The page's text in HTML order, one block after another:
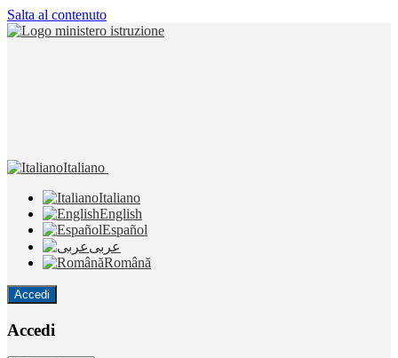
Salta al contenuto
Italiano
Italiano
English
Español
عربى
Română
Accedi
Accedi